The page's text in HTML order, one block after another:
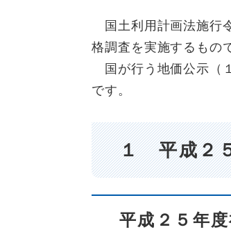
国土利用計画法施行
格調査を実施するもの
国が行う地価公示（
です。
１ 平成２
平成２５年